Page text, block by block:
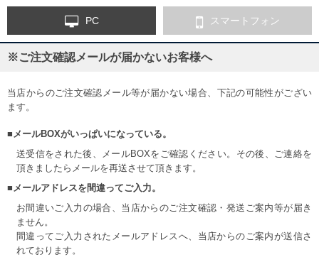
PC スマートフォン
※ご注文確認メールが届かないお客様へ
当店からのご注文確認メール等が届かない場合、下記の可能性がござい
ます。
■メールBOXがいっぱいになっている。
送受信をされた後、メールBOXをご確認ください。その後、ご連絡を
頂きましたらメールを再送させて頂きます。
■メールアドレスを間違ってご入力。
お間違いご入力の場合、当店からのご注文確認・発送ご案内等が届き
ません。
間違ってご入力されたメールアドレスへ、当店からのご案内が送信さ
れております。